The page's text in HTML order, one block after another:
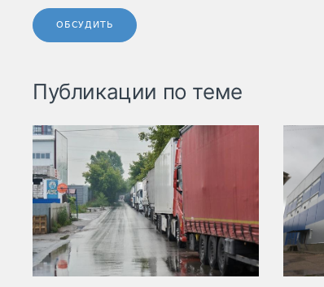
ОБСУДИТЬ
Публикации по теме